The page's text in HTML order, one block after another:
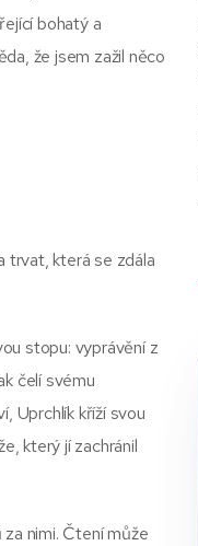
bohatý a
že jsem zažil něco
trvat, která se zdála
stopu: vyprávění z
čelí svému
Uprchlík kříží svou
který jí zachránil
nimi. Čtení může